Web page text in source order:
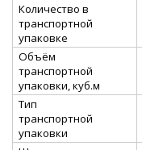
Количество в
транспортной
упаковке
Объём
транспортной
упаковки, куб.м
Тип
транспортной
упаковки